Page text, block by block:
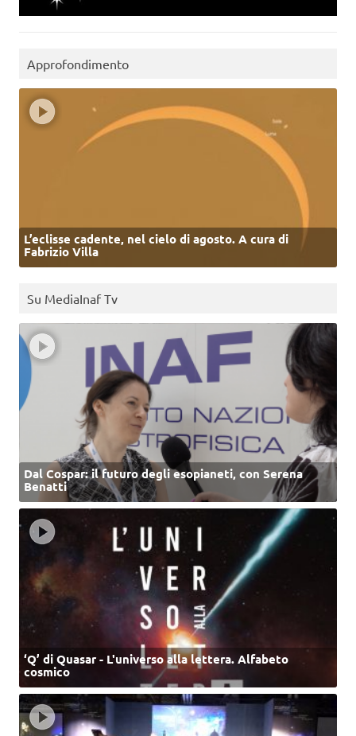
Approfondimento
L’eclisse cadente, nel cielo di agosto. A cura di
Fabrizio Villa
Su MediaInaf Tv
Dal Cospar: il futuro degli esopianeti, con Serena
Benatti
‘Q’ di Quasar - L'universo alla lettera. Alfabeto
cosmico